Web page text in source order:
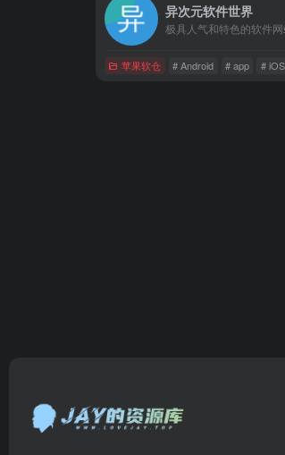
异次元软件世界
苹果软仓 # Android # app # iOS